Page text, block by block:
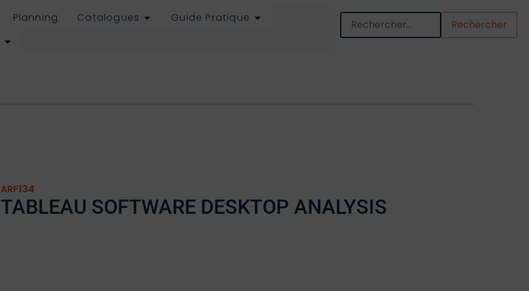
Planning Catalogues
Guide Pratique
Quand les résultats de l'auto-
ARF134
TABLEAU SOFTWARE DESKTOP ANALYSIS